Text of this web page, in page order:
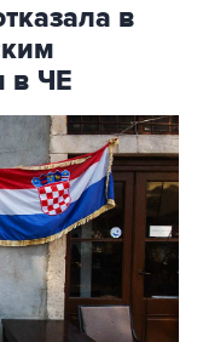
в
в ЧЕ